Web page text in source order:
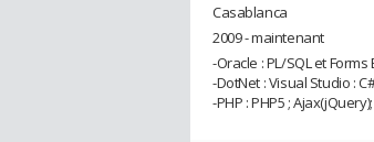
Casablanca
2009 - maintenant
-Oracle : PL/SQL et Forms
-DotNet : Visual Studio :
-PHP : PHP5 ;